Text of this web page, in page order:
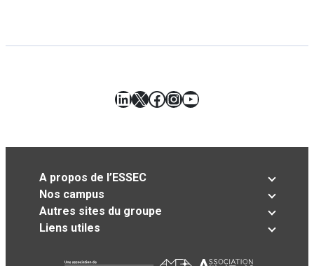
LinkedIn
X Facebook
Instagram
YouTube
A propos de l’ESSEC
Nos campus
Autres sites du groupe
Liens utiles